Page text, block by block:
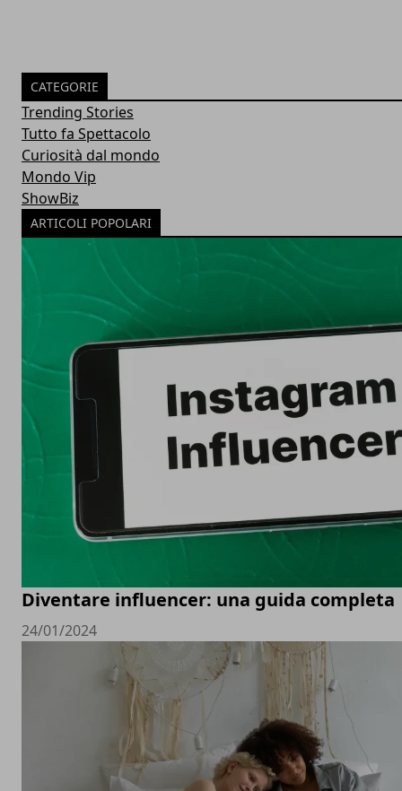
CATEGORIE
Trending Stories
Tutto fa Spettacolo
Curiosità dal mondo
Mondo Vip
ShowBiz
ARTICOLI POPOLARI
Diventare influencer: una guida completa
24/01/2024